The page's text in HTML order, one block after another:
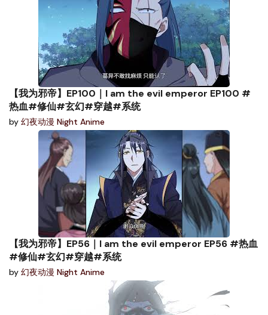
【我为邪帝】EP100｜I am the evil emperor EP100 #
热血#修仙#玄幻#穿越#系统
by 幻夜动漫 Night Anime
【我为邪帝】EP56｜I am the evil emperor EP56 #热血
#修仙#玄幻#穿越#系统
by 幻夜动漫 Night Anime